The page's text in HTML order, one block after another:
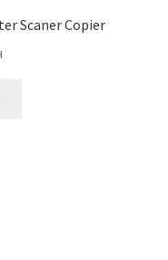
Scaner Copier